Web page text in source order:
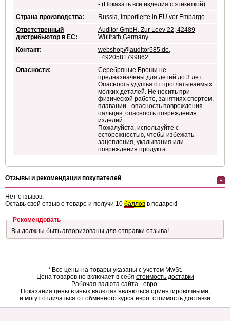
- (Показать все изделия с этикеткой)
Страна производства:
Russia, importierte in EU vor Embargo
Ответственный
дистрибьютор в ЕС:
Auditor GmbH, Zur Loev 22, 42489
Wülfrath,Germany
Контакт:
webshop@auditor585.de,
+4920581799862
Опасности:
Серебряные Броши не
предназначены для детей до 3 лет.
Опасность удушья от проглатываемых
мелких деталей. Не носить при
физической работе, занятиях спортом,
плавании - опасность повреждения
пальцев, опасность повреждения
изделий.
Пожалуйста, используйте с
осторожностью, чтобы избежать
зацепления, укалывания или
повреждения продукта.
Отзывы и рекомендации покупателей
Нет отзывов.
Оставь свой отзыв о товаре и получи 10 баллов в подарок!
Рекомендовать
Вы должны быть авторизованы для отправки отзыва!
*Все цены на товары указаны с учетом MwSt.
Цена товаров не включает в себя стоимость доставки
Рабочая валюта сайта - евро.
Показания цены в иных валютах являються ориентировочными,
и могут отличаться от обменного курса евро. стоимость доставки